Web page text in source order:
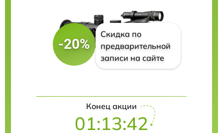
-20%
Скидка по
предварительной
записи на сайте
Конец акции
01:13:42